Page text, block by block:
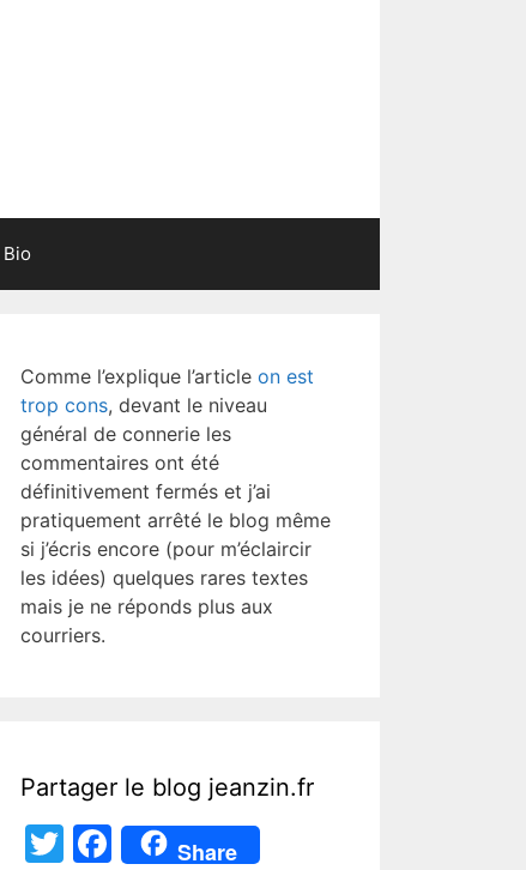
Bio
Comme l’explique l’article on est
trop cons, devant le niveau
général de connerie les
commentaires ont été
définitivement fermés et j’ai
pratiquement arrêté le blog même
si j’écris encore (pour m’éclaircir
les idées) quelques rares textes
mais je ne réponds plus aux
courriers.
Partager le blog jeanzin.fr
T
F
Share